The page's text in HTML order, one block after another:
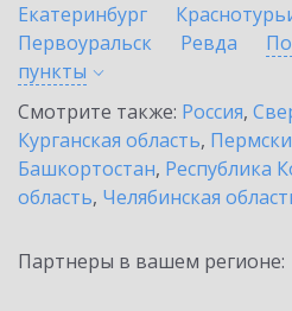
Екатеринбург
Первоуральск
Ревда
пункты
Смотрите также: Россия,
Курганская область,
Башкортостан, Республика
область, Челябинская
Партнеры в вашем регионе: